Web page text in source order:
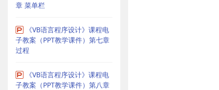
章 菜单栏
《VB语言程序设计》课程电
子教案（PPT教学课件）第七章
过程
《VB语言程序设计》课程电
子教案（PPT教学课件）第八章